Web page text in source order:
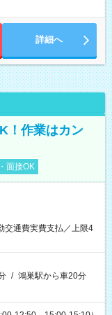
詳細へ
！作業はカン
面接OK
交通費実費支払／上限4
/ 鴻巣駅から車20分